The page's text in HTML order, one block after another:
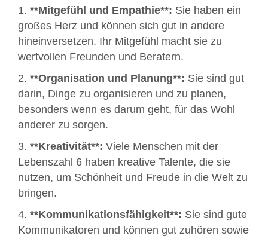
1. **Mitgefühl und Empathie**: Sie haben ein
großes Herz und können sich gut in andere
hineinversetzen. Ihr Mitgefühl macht sie zu
wertvollen Freunden und Beratern.
2. **Organisation und Planung**: Sie sind gut
darin, Dinge zu organisieren und zu planen,
besonders wenn es darum geht, für das Wohl
anderer zu sorgen.
3. **Kreativität**: Viele Menschen mit der
Lebenszahl 6 haben kreative Talente, die sie
nutzen, um Schönheit und Freude in die Welt zu
bringen.
4. **Kommunikationsfähigkeit**: Sie sind gute
Kommunikatoren und können gut zuhören sowie